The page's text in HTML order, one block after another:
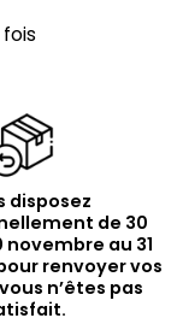
disposez
de 30
novembre au 31
renvoyer vos
n’êtes pas